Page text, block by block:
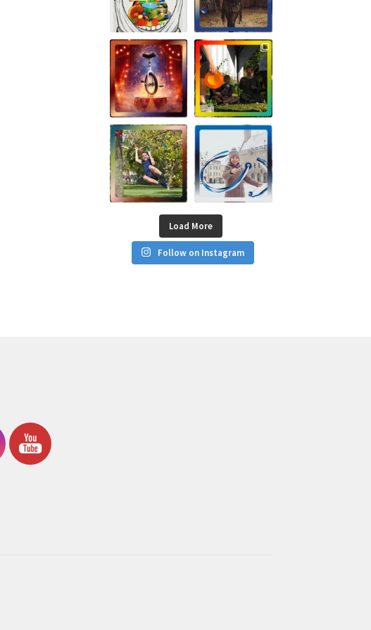
Load More
Follow on Instagram